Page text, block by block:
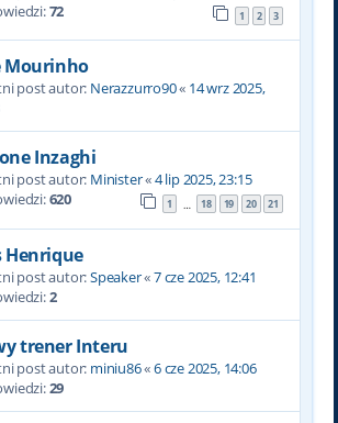
72 1 2 3
Mourinho
post autor: Nerazzurro90« 14 wrz 2025,
Inzaghi
post autor: Minister«4 lip 2025, 23:15
620 1 … 18 19 20 21
Henrique
post autor:Speaker«7 cze 2025, 12:41
2
trener Interu
post autor: miniu86«6 cze 2025, 14:06
29